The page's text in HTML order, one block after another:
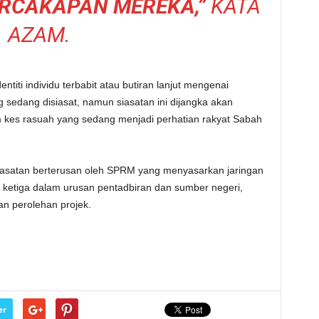
MEREKA,”KATA
AZAM.
individu terbabit atau butiran lanjut mengenai
disiasat, namun siasatan ini dijangka akan
rasuah yang sedang menjadi perhatian rakyat Sabah
berterusan oleh SPRM yang menyasarkan jaringan
dalam urusan pentadbiran dan sumber negeri,
perolehan projek.